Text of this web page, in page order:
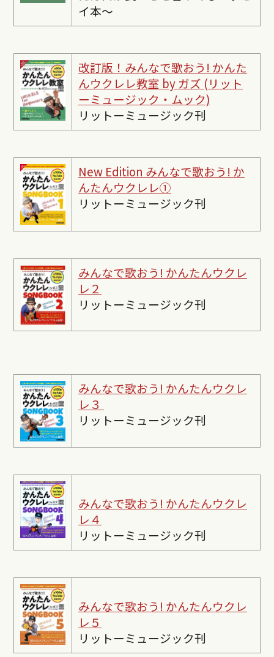
イ本〜
改訂版！みんなで歌おう! かんた
んウクレレ教室 by ガズ (リット
ーミュージック・ムック)
リットーミュージック刊
New Edition みんなで歌おう! か
んたんウクレレ①
リットーミュージック刊
みんなで歌おう! かんたんウクレ
レ２
リットーミュージック刊
みんなで歌おう! かんたんウクレ
レ３
リットーミュージック刊
みんなで歌おう! かんたんウクレ
レ４
リットーミュージック刊
みんなで歌おう! かんたんウクレ
レ５
リットーミュージック刊